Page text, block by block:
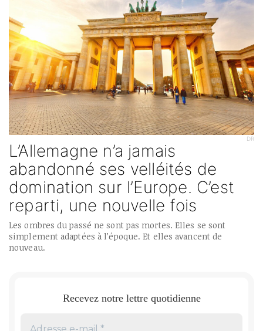
DR
L’Allemagne n’a jamais
abandonné ses velléités de
domination sur l’Europe. C’est
reparti, une nouvelle fois
Les ombres du passé ne sont pas mortes. Elles se sont
simplement adaptées à l’époque. Et elles avancent de
nouveau.
Recevez notre lettre quotidienne